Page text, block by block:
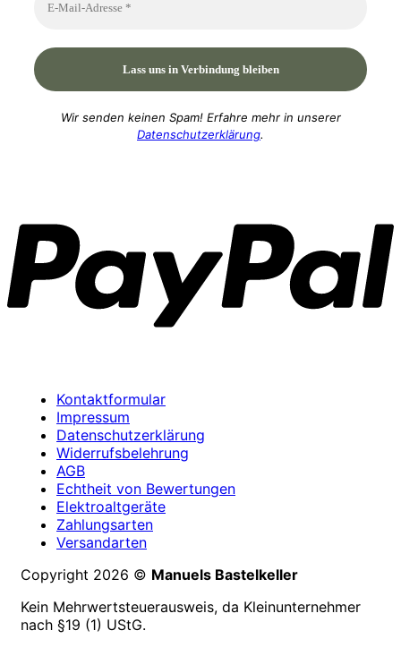
Wir senden keinen Spam! Erfahre mehr in unserer
Datenschutzerklärung.
Kontaktformular
Impressum
Datenschutzerklärung
Widerrufsbelehrung
AGB
Echtheit von Bewertungen
Elektroaltgeräte
Zahlungsarten
Versandarten
Copyright 2026 © Manuels Bastelkeller
Kein Mehrwertsteuerausweis, da Kleinunternehmer
nach §19 (1) UStG.